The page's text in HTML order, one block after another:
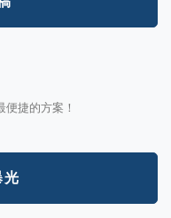
捷的方案！